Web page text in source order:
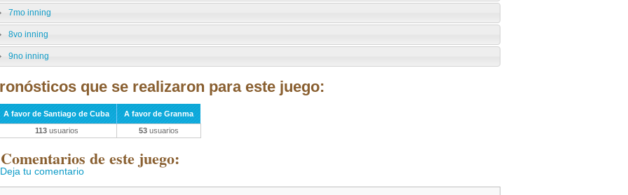
7mo inning
8vo inning
9no inning
que se realizaron para este juego:
A favor de Santiago de Cuba
A favor de Granma
113usuarios 53 usuarios
de este juego:
Deja tu comentario